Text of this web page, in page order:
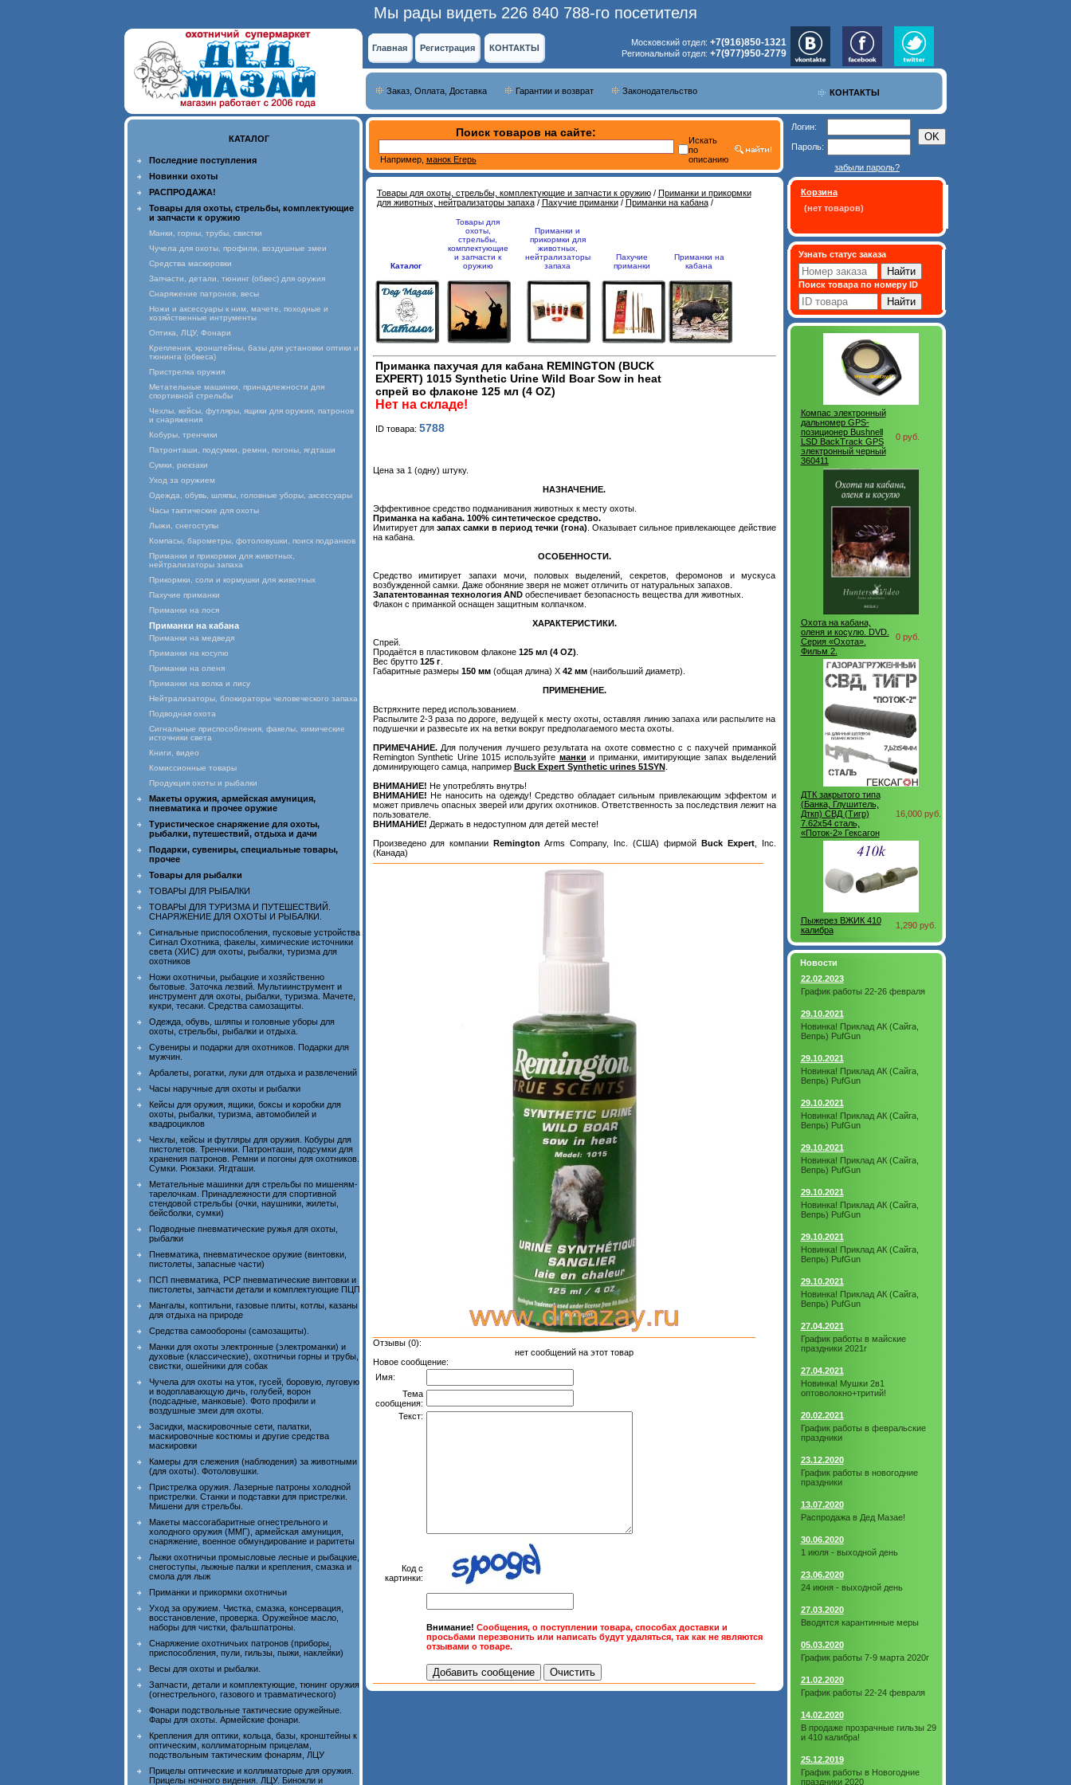
Мы рады видеть 226 840 788-го посетителя
Главная Регистрация КОНТАКТЫ
Московский отдел: +7(916)850-1321
Региональный отдел: +7(977)950-2779
КОНТАКТЫ
Заказ, Оплата, Доставка Гарантии и возврат Законодательство
КАТАЛОГ
Последние поступления
Новинки охоты
РАСПРОДАЖА!
Товары для охоты, стрельбы, комплектующие
и запчасти к оружию
Манки, горны, трубы, свистки
Чучела для охоты, профили, воздушные змеи
Средства маскировки
Запчасти, детали, тюнинг (обвес) для оружия
Снаряжение патронов, весы
Ножи и аксессуары к ним, мачете, походные и
хозяйственные интрументы
Оптика, ЛЦУ, Фонари
Крепления, кронштейны, базы для установки оптики и
тюнинга (обвеса)
Пристрелка оружия
Метательные машинки, принадлежности для
спортивной стрельбы
Чехлы, кейсы, футляры, ящики для оружия, патронов
и снаряжения
Кобуры, тренчики
Патронташи, подсумки, ремни, погоны, ягдташи
Сумки, рюкзаки
Уход за оружием
Одежда, обувь, шляпы, головные уборы, аксессуары
Часы тактические для охоты
Лыжи, снегоступы
Компасы, барометры, фотоловушки, поиск подранков
Приманки и прикормки для животных,
нейтрализаторы запаха
Прикормки, соли и кормушки для животных
Пахучие приманки
Приманки на лося
Приманки на кабана
Приманки на медведя
Приманки на косулю
Приманки на оленя
Приманки на волка и лису
Нейтрализаторы, блокираторы человеческого запаха
Подводная охота
Сигнальные приспособления, факелы, химические
источники света
Книги, видео
Комиссионные товары
Продукция охоты и рыбалки
Макеты оружия, армейская амуниция,
пневматика и прочее оружие
Туристическое снаряжение для охоты,
рыбалки, путешествий, отдыха и дачи
Подарки, сувениры, специальные товары,
прочее
Товары для рыбалки
ТОВАРЫ ДЛЯ РЫБАЛКИ
ТОВАРЫ ДЛЯ ТУРИЗМА И ПУТЕШЕСТВИЙ.
СНАРЯЖЕНИЕ ДЛЯ ОХОТЫ И РЫБАЛКИ.
Сигнальные приспособления, пусковые устройства
Сигнал Охотника, факелы, химические источники
света (ХИС) для охоты, рыбалки, туризма для
охотников
Ножи охотничьи, рыбацкие и хозяйственно
бытовые. Заточка лезвий. Мультиинструмент и
инструмент для охоты, рыбалки, туризма. Мачете,
кукри, тесаки. Средства самозащиты.
Одежда, обувь, шляпы и головные уборы для
охоты, стрельбы, рыбалки и отдыха.
Сувениры и подарки для охотников. Подарки для
мужчин.
Арбалеты, рогатки, луки для отдыха и развлечений
Часы наручные для охоты и рыбалки
Кейсы для оружия, ящики, боксы и коробки для
охоты, рыбалки, туризма, автомобилей и
квадроциклов
Чехлы, кейсы и футляры для оружия. Кобуры для
пистолетов. Тренчики. Патронташи, подсумки для
хранения патронов. Ремни и погоны для охотников.
Сумки. Рюкзаки. Ягдташи.
Метательные машинки для стрельбы по мишеням-
тарелочкам. Принадлежности для спортивной
стендовой стрельбы (очки, наушники, жилеты,
бейсболки, сумки)
Подводные пневматические ружья для охоты,
рыбалки
Пневматика, пневматическое оружие (винтовки,
пистолеты, запасные части)
ПСП пневматика, PCP пневматические винтовки и
пистолеты, запчасти детали и комплектующие ПЦП
Мангалы, коптильни, газовые плиты, котлы, казаны
для отдыха на природе
Средства самообороны (самозащиты).
Манки для охоты электронные (электроманки) и
духовые (классические), охотничьи горны и трубы,
свистки, ошейники для собак
Чучела для охоты на уток, гусей, боровую, луговую
и водоплавающую дичь, голубей, ворон
(подсадные, манковые). Фото профили и
воздушные змеи для охоты.
Засидки, маскировочные сети, палатки,
маскировочные костюмы и другие средства
маскировки
Камеры для слежения (наблюдения) за животными
(для охоты). Фотоловушки.
Пристрелка оружия. Лазерные патроны холодной
пристрелки. Станки и подставки для пристрелки.
Мишени для стрельбы.
Макеты массогабаритные огнестрельного и
холодного оружия (ММГ), армейская амуниция,
снаряжение, военное обмундирование и раритеты
Лыжи охотничьи промысловые лесные и рыбацкие,
снегоступы, лыжные палки и крепления, смазка и
смола для лыж
Приманки и прикормки охотничьи
Уход за оружием. Чистка, смазка, консервация,
восстановление, проверка. Оружейное масло,
наборы для чистки, фальшпатроны.
Снаряжение охотничьих патронов (приборы,
приспособления, пули, гильзы, пыжи, наклейки)
Весы для охоты и рыбалки.
Запчасти, детали и комплектующие, тюнинг оружия
(огнестрельного, газового и травматического)
Фонари подствольные тактические оружейные.
Фары для охоты. Армейские фонари.
Крепления для оптики, кольца, базы, кронштейны к
оптическим, коллиматорным прицелам,
подствольным тактическим фонарям, ЛЦУ
Прицелы оптические и коллиматорые для оружия.
Прицелы ночного видения. ЛЦУ. Бинокли и
Поиск товаров на сайте:
Например, манок Егерь
Искать
по
описанию
Товары для охоты, стрельбы, комплектующие и запчасти к оружию/ Приманки и прикормки
для животных, нейтрализаторы запаха/ Пахучие приманки/ Приманки на кабана/
Каталог
Товары для
охоты,
стрельбы,
комплектующие
и запчасти к
оружию
Приманки и
прикормки для
животных,
нейтрализаторы
запаха
Пахучие
приманки
Приманки на
кабана
Приманка пахучая для кабана REMINGTON (BUCK
EXPERT) 1015 Synthetic Urine Wild Boar Sow in heat
спрей во флаконе 125 мл (4 OZ)
Нет на складе!
ID товара: 5788
Цена за 1 (одну) штуку.
НАЗНАЧЕНИЕ.
Эффективное средство подманивания животных к месту охоты.
Приманка на кабана. 100% cинтетическое средство.
Имитирует для запах самки в период течки (гона) . Оказывает сильное привлекающее действие
на кабана.
ОСОБЕННОСТИ.
Средство имитирует запахи мочи, половых выделений, секретов, феромонов и мускуса
возбужденной самки. Даже обоняние зверя не может отличить от натуральных запахов.
Запатентованная технология ANDобеспечивает безопасность вещества для животных.
Флакон с приманкой оснащен защитным колпачком.
ХАРАКТЕРИСТИКИ.
Спрей.
Продаётся в пластиковом флаконе 125 мл (4 OZ)
Вес брутто 125 г.
Габаритные размеры 150 мм(общая длина) Х 42 мм(наибольший диаметр).
ПРИМЕНЕНИЕ.
Встряхните перед использованием.
Распылите 2-3 раза по дороге, ведущей к месту охоты, оставляя линию запаха или распылите на
подушечки и развесьте их на ветки вокруг предполагаемого места охоты.
ПРИМЕЧАНИЕ.Для получения лучшего результата на охоте совместно с с пахучей приманкой
Remington Synthetic Urine 1015 используйте манки и приманки, имитирующие запах выделений
доминирующего самца, например Buck Expert Synthetic urines 51SYN.
ВНИМАНИЕ! Не употреблять внутрь!
ВНИМАНИЕ! Не наносить на одежду! Средство обладает сильным привлекающим эффектом и
может привлечь опасных зверей или других охотников. Ответственность за последствия лежит на
пользователе.
ВНИМАНИЕ! Держать в недоступном для детей месте!
Произведено для компанииRemington Arms Company, Inc. (США) фирмой Buck Expert, Inc.
(Канада)
Отзывы (0):
нет сообщений на этот товар
Новое сообщение:
Имя:
Тема
сообщения:
Текст:
Код с
картинки:
Внимание! Сообщения, о поступлении товара, способах доставки и
просьбами перезвонить или написать будут удаляться, так как не являются
отзывами о товаре.
Логин:
Пароль:
забыли пароль?
Корзина
(нет товаров)
Узнать статус заказа
Поиск товара по номеру ID
Компас электронный
дальномер GPS-
позиционер Bushnell
LSD BackTrack GPS
электронный черный
360411
0 руб.
Охота на кабана,
оленя и косулю. DVD.
Серия «Охота».
Фильм 2.
0 руб.
ДТК закрытого типа
(Банка, Глушитель,
Дткп) СВД (Тигр)
7.62x54 сталь,
«Поток-2» Гексагон
16,000 руб.
Пыжерез ВЖИК 410
калибра
1,290 руб.
Новости
22.02.2023
График работы 22-26 февраля
29.10.2021
Новинка! Приклад АК (Сайга,
Вепрь) PufGun
29.10.2021
Новинка! Приклад АК (Сайга,
Вепрь) PufGun
29.10.2021
Новинка! Приклад АК (Сайга,
Вепрь) PufGun
29.10.2021
Новинка! Приклад АК (Сайга,
Вепрь) PufGun
29.10.2021
Новинка! Приклад АК (Сайга,
Вепрь) PufGun
29.10.2021
Новинка! Приклад АК (Сайга,
Вепрь) PufGun
29.10.2021
Новинка! Приклад АК (Сайга,
Вепрь) PufGun
27.04.2021
График работы в майские
праздники 2021г
27.04.2021
Новинка! Мушки 2в1
оптоволокно+тритий!
20.02.2021
График работы в февральские
праздники
23.12.2020
График работы в новогодние
праздники
13.07.2020
Распродажа в Дед Мазае!
30.06.2020
1 июля - выходной день
23.06.2020
24 июня - выходной день
27.03.2020
Вводятся карантинные меры
05.03.2020
График работы 7-9 марта 2020г
21.02.2020
График работы 22-24 февраля
14.02.2020
В продаже прозрачные гильзы 29
и 410 калибра!
25.12.2019
График работы в Новогодние
праздники 2020